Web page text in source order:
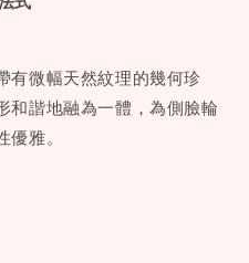
有微幅天然紋理的幾何珍
和諧地融為一體，為側臉輪
雅。